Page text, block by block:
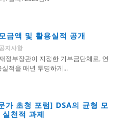
금액 및 활용실적 공개
공지사항
정부장관이 지정한 기부금단체로, 연
적을 매년 투명하게...
가 초청 포럼] DSA의 균형 모
천적 과제